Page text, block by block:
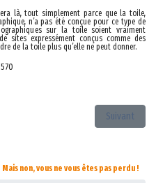
là, tout simplement parce que la toile,
n’a pas été conçue pour ce type de
sur la toile soient vraiment
sites expressément conçus comme des
de la toile plus qu’elle ne peut donner.
Article
Suivant
Mais non, vous ne vous êtes pas perdu !